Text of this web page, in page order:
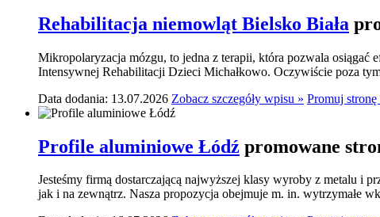
Rehabilitacja niemowląt Bielsko Biała
Mikropolaryzacja mózgu, to jedna z terapii, która pozwala
Intensywnej Rehabilitacji Dzieci Michałkowo. Oczywiście poza
Data dodania: 13.07.2026 Zobacz szczegóły wpisu » Promuj
Profile aluminiowe Łódź promowane
Jesteśmy firmą dostarczającą najwyższej klasy wyroby z metalu i
jak i na zewnątrz. Nasza propozycja obejmuje m. in. wytrzymałe